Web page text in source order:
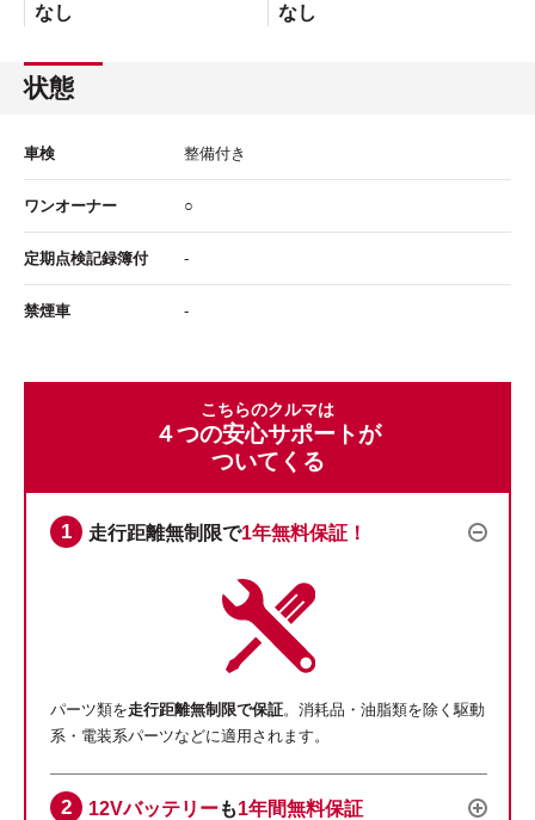
なし なし
状態
車検 整備付き
ワンオーナー ○
定期点検記録簿付 -
禁煙車 -
こちらのクルマは
４つの安心サポートが
ついてくる
走行距離無制限で1年無料保証！
パーツ類を走行距離無制限で保証。消耗品・油脂類を除く駆動
系・電装系パーツなどに適用されます。
12Vバッテリーも1年間無料保証